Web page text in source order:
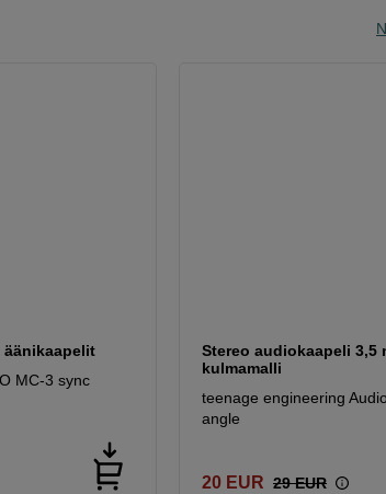
MC-3 sync
Stereo audiokaapeli 3,5
kulmamalli
teenage engineering
angle
20 EUR 29 EUR